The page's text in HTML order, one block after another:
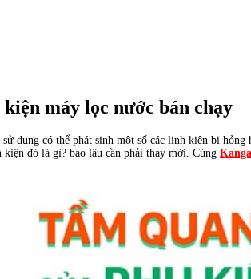
máy lọc nước bán chạy
dụng có thể phát sinh một số các linh kiện bị
đó là gì? bao lâu cần phải thay mới. Cùng